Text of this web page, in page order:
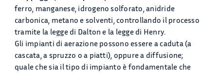
ferro, manganese, idrogeno solforato, anidride
carbonica, metano e solventi, controllando il processo
tramite la legge di Dalton e la legge di Henry.
Gli impianti di aerazione possono essere a caduta (a
cascata, a spruzzo o a piatti), oppure a diffusione;
quale che sia il tipo di impianto è fondamentale che